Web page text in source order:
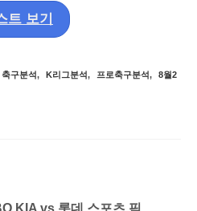
트 보기
축구분석, K리그분석, 프로축구분석, 8월2
KIA vs 롯데 스포츠 픽